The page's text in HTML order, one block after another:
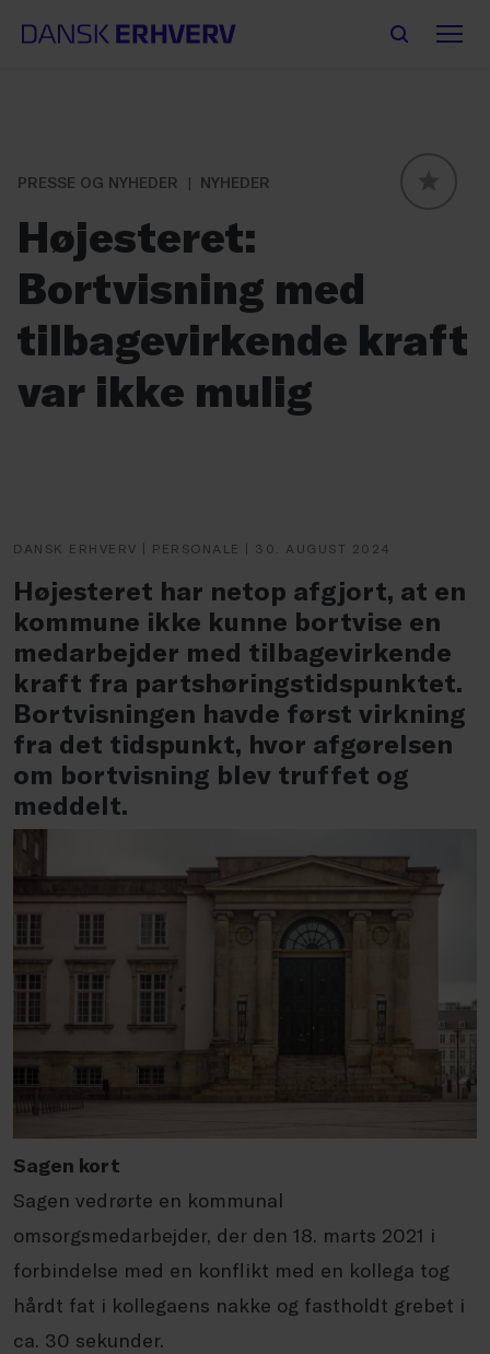
PRESSE OG NYHEDER
NYHEDER
Højesteret:
Bortvisning med
tilbagevirkende kraft
var ikke mulig
DANSK ERHVERV | PERSONALE | 30. AUGUST 2024
Højesteret har netop afgjort, at en
kommune ikke kunne bortvise en
medarbejder med tilbagevirkende
kraft fra partshøringstidspunktet.
Bortvisningen havde først virkning
fra det tidspunkt, hvor afgørelsen
om bortvisning blev truffet og
meddelt.
Sagen kort
Sagen vedrørte en kommunal
omsorgsmedarbejder, der den 18. marts 2021 i
forbindelse med en konflikt med en kollega tog
hårdt fat i kollegaens nakke og fastholdt grebet i
ca. 30 sekunder.